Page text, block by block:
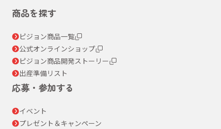
商品を探す
ピジョン商品一覧
公式オンラインショップ
ピジョン商品開発ストーリー
出産準備リスト
応募・参加する
イベント
プレゼント＆キャンペーン